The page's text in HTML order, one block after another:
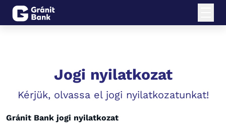
Jogi nyilatkozat
Kérjük, olvassa el jogi nyilatkozatunkat!
Gránit Bank jogi nyilatkozat